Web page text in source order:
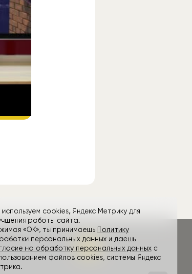
cookies, Яндекс Метрику для
работы сайта.
«ОК», ты принимаешь Политику
персональных данных и даешь
на обработку персональных данныхс
файлов cookies, системы Яндекс